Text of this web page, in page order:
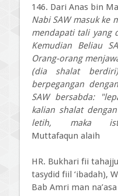
146. Dari Anas bin
Nabi SAW masuk ke
mendapati tali yang
Kemudian Beliau
Orang-orang
(dia shalat
berpegangan
SAW bersabda:
kalian shalat
letih, maka
Muttafaqun alaih
HR. Bukhari fii
tasydid fiil ‘ibadah),
Bab Amri man